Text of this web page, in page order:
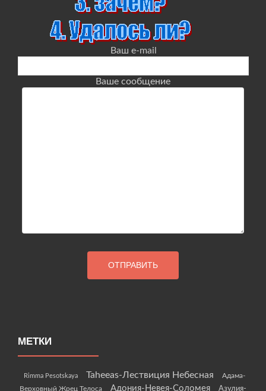
Ваш e-mail
Ваше сообщение
МЕТКИ
Rimma Pesotskaya Taheeas-Лествиция Небесная
Адама-
Верховный Жрец Телоса
Адония-Невея-Соломея
Азулия-